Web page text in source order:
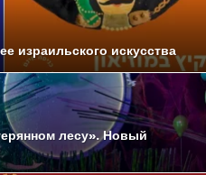
израильского искусства
лесу». Новый